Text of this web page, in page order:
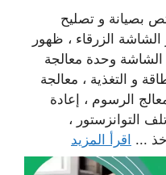
بصيانة و تصليح
الزرقاء ، ظهور
وحدة معالجة
و التغذية ، معالجة
الرسوم ، إعادة
التوانزستور ،
... اقرأ المزيد